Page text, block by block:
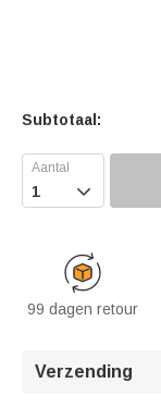
Subtotaal:

99 dagen retour
Verzending